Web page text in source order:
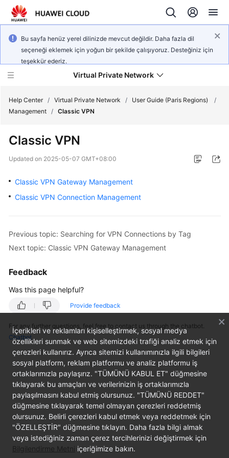
Bu sayfa henüz yerel dilinizde mevcut değildir. Daha fazla dil
seçeneği eklemek için yoğun bir şekilde çalışıyoruz. Desteğiniz için
teşekkür ederiz.
Virtual Private Network
New
Overview
Billing
Started
Guide
Administrator
Guide
Best
Practices
Troubleshooting
FAQs
API
Reference
More
Help Center / Virtual Private Network / User Guide (Paris Regions)
/
Management / Classic VPN
Classic VPN
Updated on 2025-05-07 GMT+08:00
Classic VPN Gateway Management
Classic VPN Connection Management
Previous topic: Searching for VPN Connections by Tag
Next topic: Classic VPN Gateway Management
Feedback
Was this page helpful?
Provide feedback
For any further questions, feel free to contact us through the chatbot.
Chatbot
İçerikleri ve reklamları kişiselleştirmek, sosyal medya
özellikleri sunmak ve web sitemizdeki trafiği analiz etmek için
çerezleri kullanırız. Ayrıca sitemizi kullanımınızla ilgili bilgileri
sosyal platform, reklam platformu ve analiz platformu iş
ortaklarımızla paylaşırız. "TÜMÜNÜ KABUL ET" düğmesine
tıklayarak bu amaçları ve verilerinizin iş ortaklarımızla
paylaşılmasını kabul etmiş olursunuz. "TÜMÜNÜ REDDET"
düğmesine tıklayarak temel olmayan çerezleri reddetmiş
olursunuz. Belirli çerezleri kabul etmek veya reddetmek için
"ÖZELLEŞTİR" düğmesine tıklayın. Daha fazla bilgi almak
veya istediğiniz zaman çerez tercihlerinizi değiştirmek için
Bilgilendirme Metni içeriğimize bakın.